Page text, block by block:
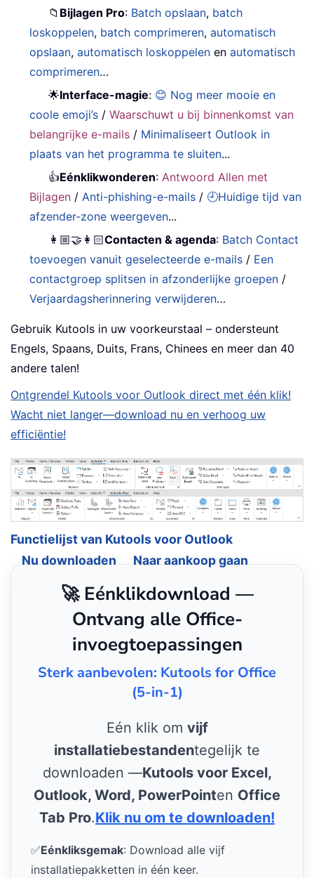
📁 Bijlagen Pro: Batch opslaan, batch
loskoppelen, batch comprimeren,automatisch
opslaan,automatisch loskoppelen enautomatisch
comprimeren…
🌟Interface-magie: 😊 Nog meer mooie en
coole emoji’s /Waarschuwt u bij binnenkomst van
belangrijke e-mails / Minimaliseert Outlook in
plaats van het programma te sluiten...
👍Eénklikwonderen:Antwoord Allen met
Bijlagen /Anti-phishing-e-mails / 🕘Huidige tijd van
afzender-zone weergeven...
👩🏼‍🤝‍👩🏻Contacten & agenda: Batch Contact
toevoegen vanuit geselecteerde e-mails / Een
contactgroep splitsen in afzonderlijke groepen /
Verjaardagsherinnering verwijderen…
Gebruik Kutools in uw voorkeurstaal – ondersteunt
Engels, Spaans, Duits, Frans, Chinees en meer dan 40
andere talen!
Ontgrendel Kutools voor Outlook direct met één klik!
Wacht niet langer—download nu en verhoog uw
efficiëntie!
Functielijst van Kutools voor Outlook
Nu downloaden
Naar aankoop gaan
🚀 Eénklikdownload —
Ontvang alle Office-
invoegtoepassingen
Sterk aanbevolen: Kutools for Office
(5-in-1)
Eén klik om vijf
installatiebestandentegelijk te
downloaden —Kutools voor Excel,
Outlook, Word, PowerPointen Office
Tab Pro.Klik nu om te downloaden!
✅Eénkliksgemak: Download alle vijf
installatiepakketten in één keer.